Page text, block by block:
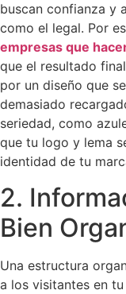
buscan confianza y
como el legal. Por
empresas que
que el resultado
por un diseño que
demasiado
seriedad, como
que tu logo y lema
identidad de tu
2.
Bien
Una estructura
a los visitantes en